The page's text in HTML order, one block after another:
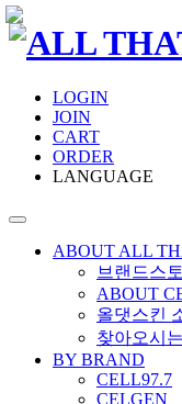
LOGIN
JOIN
CART
ORDER
LANGUAGE
ABOUT ALL
브랜드스
ABOUT
올댓스킨
찾아오시
BY BRAND
CELL97.7
CELGEN